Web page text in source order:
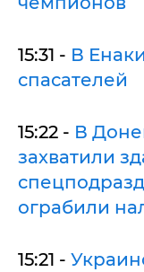
15:31 - В
спасателей
15:22 - В
захватили
ограбили
15:21 -